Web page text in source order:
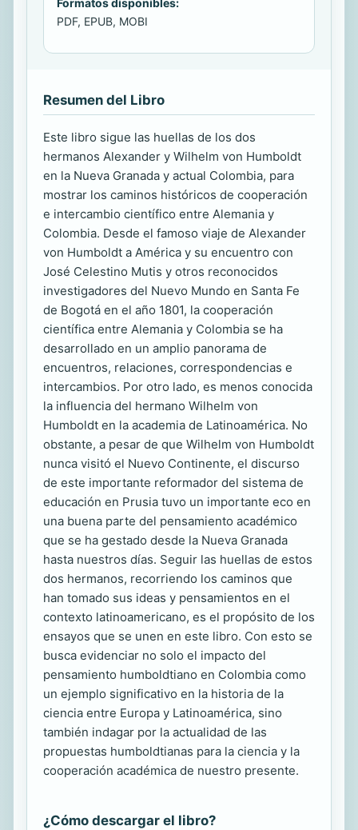
Formatos disponibles:
PDF, EPUB, MOBI
Resumen del Libro
Este libro sigue las huellas de los dos
hermanos Alexander y Wilhelm von Humboldt
en la Nueva Granada y actual Colombia, para
mostrar los caminos históricos de cooperación
e intercambio científico entre Alemania y
Colombia. Desde el famoso viaje de Alexander
von Humboldt a América y su encuentro con
José Celestino Mutis y otros reconocidos
investigadores del Nuevo Mundo en Santa Fe
de Bogotá en el año 1801, la cooperación
científica entre Alemania y Colombia se ha
desarrollado en un amplio panorama de
encuentros, relaciones, correspondencias e
intercambios. Por otro lado, es menos conocida
la influencia del hermano Wilhelm von
Humboldt en la academia de Latinoamérica. No
obstante, a pesar de que Wilhelm von Humboldt
nunca visitó el Nuevo Continente, el discurso
de este importante reformador del sistema de
educación en Prusia tuvo un importante eco en
una buena parte del pensamiento académico
que se ha gestado desde la Nueva Granada
hasta nuestros días. Seguir las huellas de estos
dos hermanos, recorriendo los caminos que
han tomado sus ideas y pensamientos en el
contexto latinoamericano, es el propósito de los
ensayos que se unen en este libro. Con esto se
busca evidenciar no solo el impacto del
pensamiento humboldtiano en Colombia como
un ejemplo significativo en la historia de la
ciencia entre Europa y Latinoamérica, sino
también indagar por la actualidad de las
propuestas humboldtianas para la ciencia y la
cooperación académica de nuestro presente.
¿Cómo descargar el libro?